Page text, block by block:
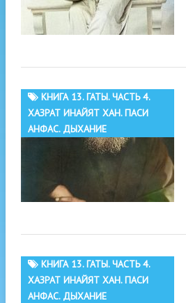
КНИГА 13. ГАТЫ. ЧАСТЬ 4.
ХАЗРАТ ИНАЙЯТ ХАН. ПАСИ
АНФАС. ДЫХАНИЕ
КНИГА 13. ГАТЫ. ЧАСТЬ 4.
ХАЗРАТ ИНАЙЯТ ХАН. ПАСИ
АНФАС. ДЫХАНИЕ